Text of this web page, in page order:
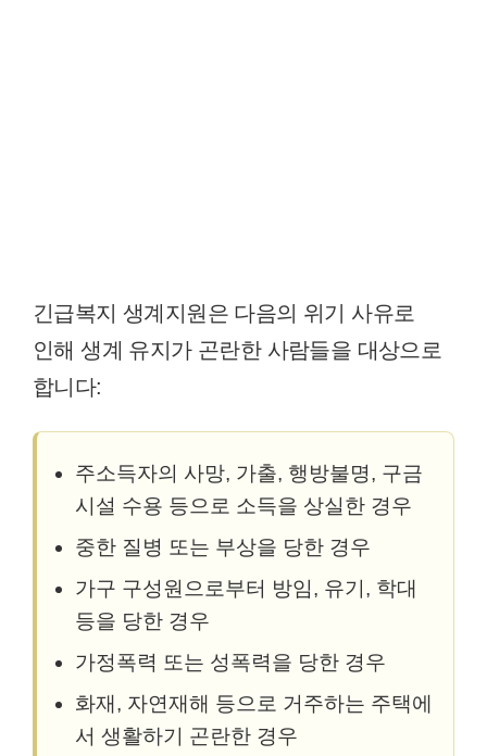
긴급복지 생계지원은 다음의 위기 사유로
인해 생계 유지가 곤란한 사람들을 대상으로
합니다:
주소득자의 사망, 가출, 행방불명, 구금
시설 수용 등으로 소득을 상실한 경우
중한 질병 또는 부상을 당한 경우
가구 구성원으로부터 방임, 유기, 학대
등을 당한 경우
가정폭력 또는 성폭력을 당한 경우
화재, 자연재해 등으로 거주하는 주택에
서 생활하기 곤란한 경우